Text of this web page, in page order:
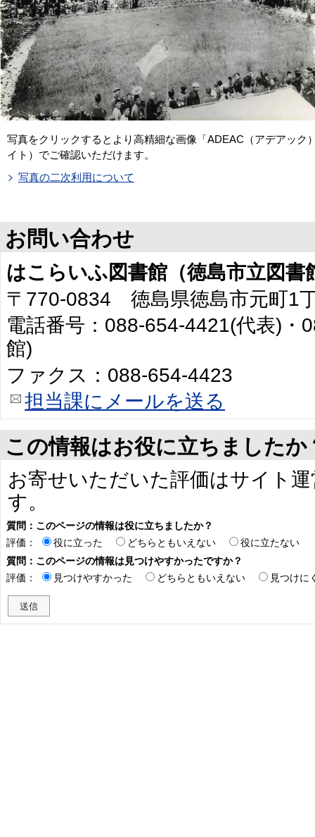
写真をクリックするとより高精細な画像「ADEAC（アデアック
イト）でご確認いただけます。
写真の二次利用について
お問い合わせ
はこらいふ図書館（徳島市立図書
〒770-0834 徳島県徳島市元町1
電話番号：088-654-4421(代表)・
館)
ファクス：088-654-4423
担当課にメールを送る
この情報はお役に立ちましたか
お寄せいただいた評価はサイト
す。
質問：このページの情報は役に立ちましたか？
評価：
役に立った どちらともいえない
役に立たない
質問：このページの情報は見つけやすかったですか？
評価：
見つけやすかった どちらともいえない 見つけに